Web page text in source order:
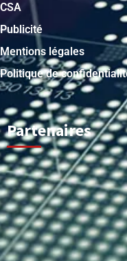
CSA
Publicité
Mentions légales
Politique de
Partenaires